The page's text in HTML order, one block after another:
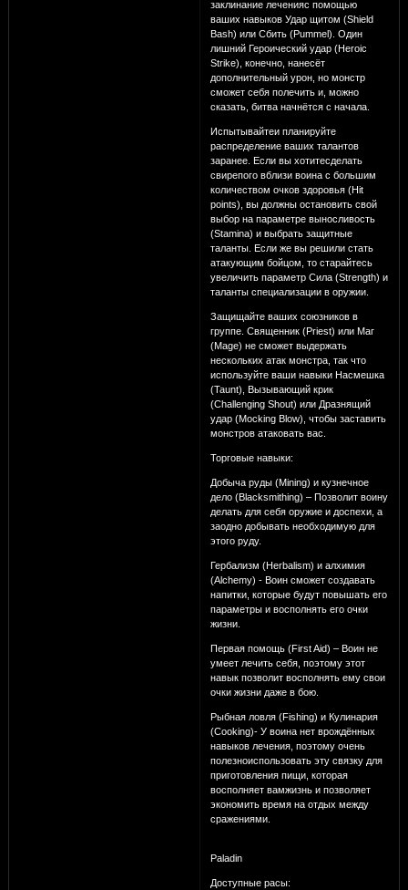
заклинание леченияс помощью
ваших навыков Удар щитом (Shield
Bash) или Сбить (Pummel). Один
лишний Героический удар (Heroic
Strike), конечно, нанесёт
дополнительный урон, но монстр
сможет себя полечить и, можно
сказать, битва начнётся с начала.
Испытывайтеи планируйте
распределение ваших талантов
заранее. Если вы хотитесделать
свирепого вблизи воина с большим
количеством очков здоровья (Hit
points), вы должны остановить свой
выбор на параметре выносливость
(Stamina) и выбрать защитные
таланты. Если же вы решили стать
атакующим бойцом, то старайтесь
увеличить параметр Сила (Strength) и
таланты специализации в оружии.
Защищайте ваших союзников в
группе. Священник (Priest) или Маг
(Mage) не сможет выдержать
нескольких атак монстра, так что
используйте ваши навыки Насмешка
(Taunt), Вызывающий крик
(Challenging Shout) или Дразнящий
удар (Mocking Blow), чтобы заставить
монстров атаковать вас.
Торговые навыки:
Добыча руды (Mining) и кузнечное
дело (Blacksmithing) – Позволит воину
делать для себя оружие и доспехи, а
заодно добывать необходимую для
этого руду.
Гербализм (Herbalism) и алхимия
(Alchemy) - Воин сможет создавать
напитки, которые будут повышать его
параметры и восполнять его очки
жизни.
Первая помощь (First Aid) – Воин не
умеет лечить себя, поэтому этот
навык позволит восполнять ему свои
очки жизни даже в бою.
Рыбная ловля (Fishing) и Кулинария
(Cooking)- У воина нет врождённых
навыков лечения, поэтому очень
полезноиспользовать эту связку для
приготовления пищи, которая
восполняет вамжизнь и позволяет
экономить время на отдых между
сражениями.
Paladin
Доступные расы: